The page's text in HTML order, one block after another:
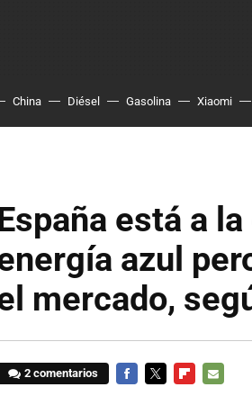
China Diésel Gasolina Xiaomi
está a
azul
mercado,
2 comentarios